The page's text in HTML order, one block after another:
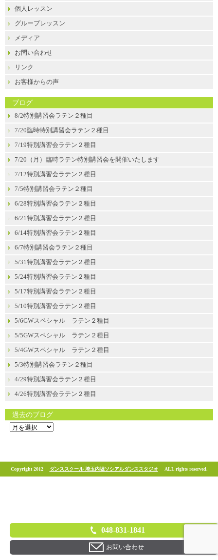
個人レッスン
グループレッスン
メディア
お問い合わせ
リンク
お客様からの声
ブログ
8/2特別講習会ラテン２種目
7/20臨時特別講習会ラテン２種目
7/19特別講習会ラテン２種目
7/20（月）臨時ラテン特別講習会を開催いたします
7/12特別講習会ラテン２種目
7/5特別講習会ラテン２種目
6/28特別講習会ラテン２種目
6/21特別講習会ラテン２種目
6/14特別講習会ラテン２種目
6/7特別講習会ラテン２種目
5/31特別講習会ラテン２種目
5/24特別講習会ラテン２種目
5/17特別講習会ラテン２種目
5/10特別講習会ラテン２種目
5/6GWスペシャル ラテン２種目
5/5GWスペシャル ラテン２種目
5/4GWスペシャル ラテン２種目
5/3特別講習会ラテン２種目
4/29特別講習会ラテン２種目
4/26特別講習会ラテン２種目
過去のブログ
過
去
ロ
Copyright 2012 ダンススクール 埼玉内堀ソシアルダンススタジオALL rights reserved.
048-831-1841
お問い合わせ